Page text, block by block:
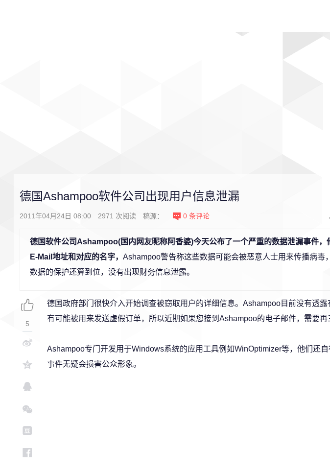
德国Ashampoo软件公司出现用户信息泄漏
2011年04月24日 08:00 2971 次阅读 稿源： 0 条评论
德国软件公司Ashampoo(国内网友昵称阿香婆)今天公布了一个严重的数据泄漏事件，
E-Mail地址和对应的名字， Ashampoo警告称这些数据可能会被恶意人士用来传播病毒
数据的保护还算到位，没有出现财务信息泄露。
德国政府部门很快介入开始调查被窃取用户的详细信息。Ashampoo目前没有透
有可能被用来发送虚假订单，所以近期如果您接到Ashampoo的电子邮件，需要再
Ashampoo专门开发用于Windows系统的应用工具例如WinOptimizer等，他们还
事件无疑会损害公众形象。
5